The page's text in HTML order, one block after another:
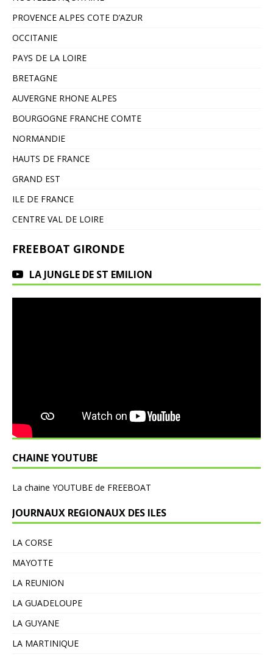
PROVENCE ALPES COTE D’AZUR
OCCITANIE
PAYS DE LA LOIRE
BRETAGNE
AUVERGNE RHONE ALPES
BOURGOGNE FRANCHE COMTE
NORMANDIE
HAUTS DE FRANCE
GRAND EST
ILE DE FRANCE
CENTRE VAL DE LOIRE
FREEBOAT GIRONDE
LA JUNGLE DE ST EMILION
CHAINE YOUTUBE
La chaine YOUTUBE de FREEBOAT
JOURNAUX REGIONAUX DES ILES
LA CORSE
MAYOTTE
LA REUNION
LA GUADELOUPE
LA GUYANE
LA MARTINIQUE